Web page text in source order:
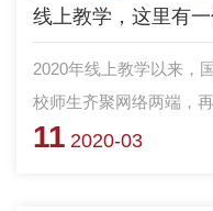
线上教学，这里有一
2020年线上教学以来，
校师生齐聚网络两端，
前”到“幕后”，教员们如
11 2020-03